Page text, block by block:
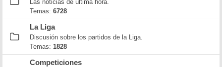
Las noticias de última hora.
Temas: 6728
La Liga
Discusión sobre los partidos de la Liga.
Temas: 1828
Competiciones